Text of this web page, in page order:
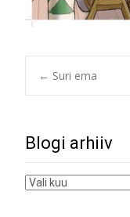
Post
← Suri ema
Blogi arhiiv
Blogi